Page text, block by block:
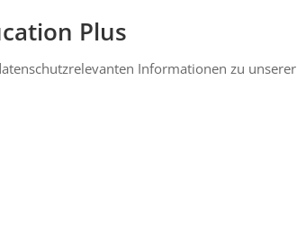
Plus
Informationen zu unserer